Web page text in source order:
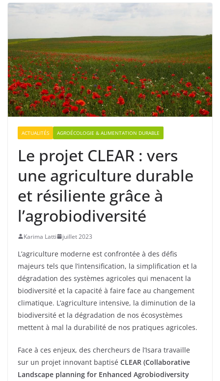
ACTUALITÉS AGROÉCOLOGIE & ALIMENTATION DURABLE
Le projet CLEAR : vers
une agriculture durable
et résiliente grâce à
l’agrobiodiversité
Karima Latti juillet 2023
L’agriculture moderne est confrontée à des défis
majeurs tels que l’intensification, la simplification et la
dégradation des systèmes agricoles qui menacent la
biodiversité et la capacité à faire face au changement
climatique. L’agriculture intensive, la diminution de la
biodiversité et la dégradation de nos écosystèmes
mettent à mal la durabilité de nos pratiques agricoles.
Face à ces enjeux, des chercheurs de l’Isara travaille
sur un projet innovant baptisé CLEAR (Collaborative
Landscape planning for Enhanced Agrobiodiversity